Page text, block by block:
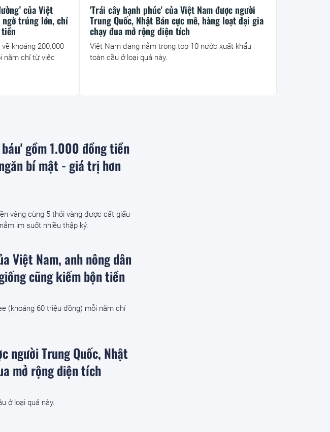
của Việt
ngờ trúng lớn, chỉ
khoảng 200.000
năm chỉ từ việc
'Trái cây hạnh phúc' của Việt Nam được người
Trung Quốc, Nhật Bản cực mê, hàng loạt đại gia
chạy đua mở rộng diện tích
Việt Nam đang nằm trong top 10 nước xuất khẩu
toàn cầu ở loại quả này.
gồm 1.000 đồng tiền
bí mật - giá trị hơn
vàng cùng 5 thỏi vàng được cất giấu
im suốt nhiều thập kỷ.
Việt Nam, anh nông dân
cũng kiếm bộn tiền
(khoảng 60 triệu đồng) mỗi năm chỉ
người Trung Quốc, Nhật
mở rộng diện tích
ở loại quả này.